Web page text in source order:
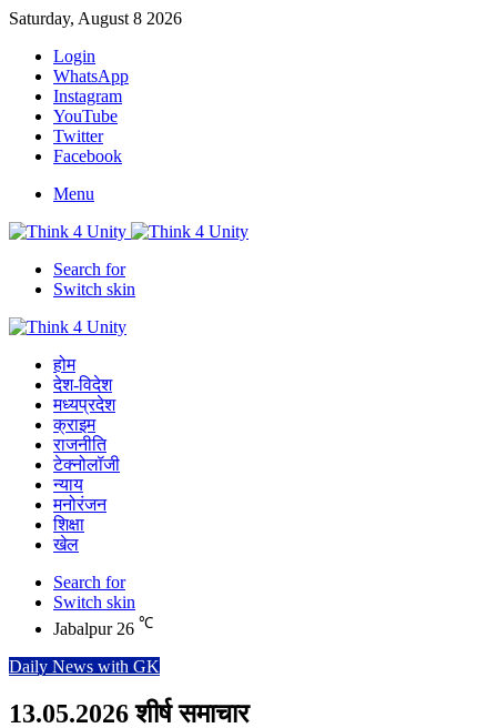
Saturday, August 8 2026
Login
WhatsApp
Instagram
YouTube
Twitter
Facebook
Menu
Search for
Switch skin
होम
देश-विदेश
मध्यप्रदेश
क्राइम
राजनीति
टेक्नोलॉजी
न्याय
मनोरंजन
शिक्षा
खेल
Search for
Switch skin
Jabalpur 26 ℃
Daily News with GK
13.05.2026 शीर्ष समाचार